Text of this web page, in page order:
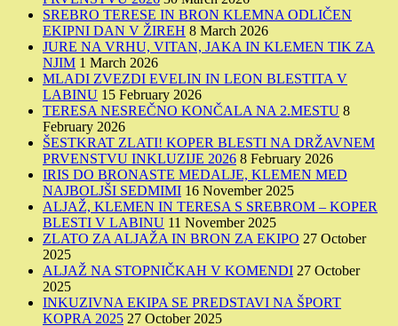
SREBRO TERESE IN BRON KLEMNA ODLIČEN
EKIPNI DAN V ŽIREH 8 March 2026
JURE NA VRHU, VITAN, JAKA IN KLEMEN TIK ZA
NJIM 1 March 2026
MLADI ZVEZDI EVELIN IN LEON BLESTITA V
LABINU 15 February 2026
TERESA NESREČNO KONČALA NA 2.MESTU 8
February 2026
ŠESTKRAT ZLATI! KOPER BLESTI NA DRŽAVNEM
PRVENSTVU INKLUZIJE 2026 8 February 2026
IRIS DO BRONASTE MEDALJE, KLEMEN MED
NAJBOLJŠI SEDMIMI 16 November 2025
ALJAŽ, KLEMEN IN TERESA S SREBROM – KOPER
BLESTI V LABINU 11 November 2025
ZLATO ZA ALJAŽA IN BRON ZA EKIPO 27 October
2025
ALJAŽ NA STOPNIČKAH V KOMENDI 27 October
2025
INKUZIVNA EKIPA SE PREDSTAVI NA ŠPORT
KOPRA 2025 27 October 2025